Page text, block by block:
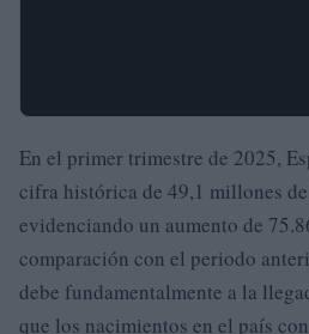
En el primer trimestre de 2025,
cifra histórica de 49,1 millones
evidenciando un aumento de
comparación con el periodo
debe fundamentalmente a la
que los nacimientos en el país